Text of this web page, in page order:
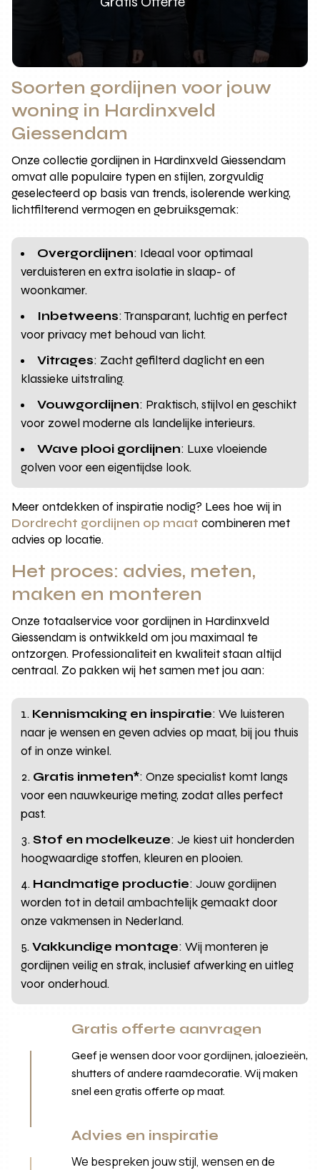
Soorten gordijnen voor jouw
woning in Hardinxveld
Giessendam
Onze collectie gordijnen in Hardinxveld Giessendam
omvat alle populaire typen en stijlen, zorgvuldig
geselecteerd op basis van trends, isolerende werking,
lichtfilterend vermogen en gebruiksgemak:
Overgordijnen: Ideaal voor optimaal
verduisteren en extra isolatie in slaap- of
woonkamer.
Inbetweens: Transparant, luchtig en perfect
voor privacy met behoud van licht.
Vitrages: Zacht gefilterd daglicht en een
klassieke uitstraling.
Vouwgordijnen: Praktisch, stijlvol en geschikt
voor zowel moderne als landelijke interieurs.
Wave plooi gordijnen: Luxe vloeiende
golven voor een eigentijdse look.
Meer ontdekken of inspiratie nodig? Lees hoe wij in
Dordrecht gordijnen op maat combineren met
advies op locatie.
Het proces: advies, meten,
maken en monteren
Onze totaalservice voor gordijnen in Hardinxveld
Giessendam is ontwikkeld om jou maximaal te
ontzorgen. Professionaliteit en kwaliteit staan altijd
centraal. Zo pakken wij het samen met jou aan:
Kennismaking en inspiratie: We luisteren
naar je wensen en geven advies op maat, bij jou thuis
of in onze winkel.
Gratis inmeten*: Onze specialist komt langs
voor een nauwkeurige meting, zodat alles perfect
past.
Stof en modelkeuze: Je kiest uit honderden
hoogwaardige stoffen, kleuren en plooien.
Handmatige productie: Jouw gordijnen
worden tot in detail ambachtelijk gemaakt door
onze vakmensen in Nederland.
Vakkundige montage: Wij monteren je
gordijnen veilig en strak, inclusief afwerking en uitleg
voor onderhoud.
Gratis offerte aanvragen
Geef je wensen door voor gordijnen, jaloezieën,
shutters of andere raamdecoratie. Wij maken
snel een gratis offerte op maat.
Advies en inspiratie
We bespreken jouw stijl, wensen en de